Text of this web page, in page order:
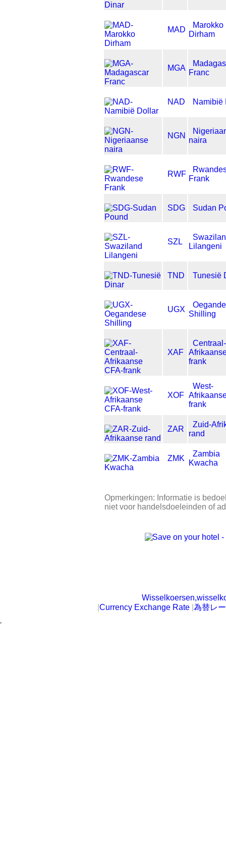
MAD
Marokko
Dirham
MGA
Franc
NAD Namibië
NGN
naira
RWF
Frank
SDG Sudan
SZL
Lilangeni
TND Tunesië
UGX
Shilling
XAF
Centraal-
frank
XOF
West-
frank
ZAR
Zuid-
rand
ZMK
Zambia
Kwacha
Opmerkingen: Informatie is
niet voor handelsdoeleinden of
Currency Exchange Rate 為替レ